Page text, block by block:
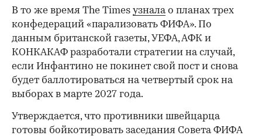
В то же время The Times узналао планах трех
конфедераций «парализовать ФИФА». По
данным британской газеты, УЕФА, АФК и
КОНКАКАФ разработали стратегии на случай,
если Инфантино не покинет свой пост и снова
будет баллотироваться на четвертый срок на
выборах в марте 2027 года.
Утверждается, что противники швейцарца
готовы бойкотировать заседания Совета ФИФА